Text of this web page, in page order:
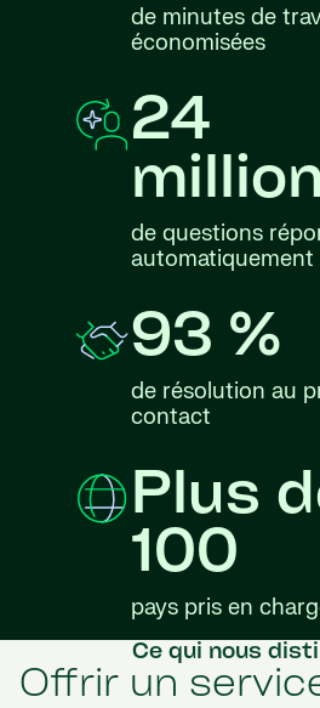
de minutes de
économisées
24
de questions
automatiquement
93 %
de résolution au
contact
Plus
100
pays pris en
Ce qui nous
Offrir un